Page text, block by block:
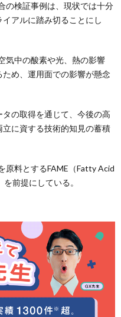
の検証事例は、現状では十分
アルに踏み切ることにし
気中の酸素や光、熱の影響
め、運用面での影響が懸念
の取得を通じて、今後の高
に資する技術的知見の蓄積
原料とするFAME（Fatty Acid
前提にしている。